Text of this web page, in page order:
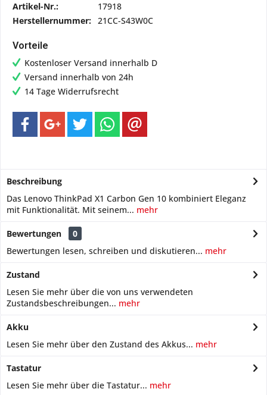
Artikel-Nr.:
17918
Herstellernummer: 21CC-S43W0C
Vorteile
Kostenloser Versand innerhalb D
Versand innerhalb von 24h
14 Tage Widerrufsrecht
Beschreibung
Das Lenovo ThinkPad X1 Carbon Gen 10 kombiniert Eleganz
mit Funktionalität. Mit seinem... mehr
Bewertungen
0
Bewertungen lesen, schreiben und diskutieren... mehr
Zustand
Lesen Sie mehr über die von uns verwendeten
Zustandsbeschreibungen... mehr
Akku
Lesen Sie mehr über den Zustand des Akkus... mehr
Tastatur
Lesen Sie mehr über die Tastatur... mehr